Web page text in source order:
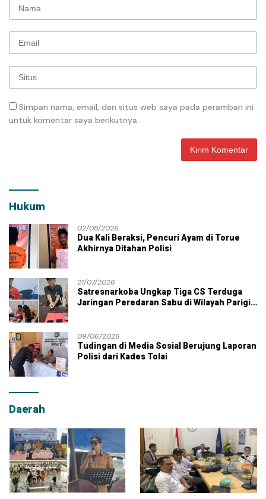
Simpan nama, email, dan situs web saya pada peramban ini
untuk komentar saya berikutnya.
Hukum
02/08/2026
Dua Kali Beraksi, Pencuri Ayam di Torue
Akhirnya Ditahan Polisi
21/07/2026
Satresnarkoba Ungkap Tiga CS Terduga
Jaringan Peredaran Sabu di Wilayah Parigi
09/06/2026
Tudingan di Media Sosial Berujung Laporan
Polisi dari Kades Tolai
Daerah